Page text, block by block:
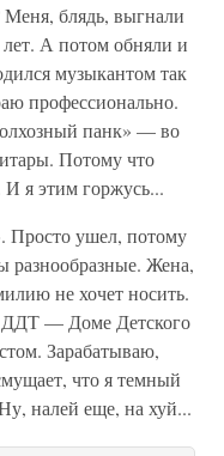
блядь, выгнали
лет. А потом обняли и
музыкантом так
профессионально.
панк» — во
Потому что
И я этим горжусь...
Просто ушел, потому
Жена,
не хочет носить.
ДДТ — Доме Детского
Зарабатываю,
что я темный
налей еще, на хуй...